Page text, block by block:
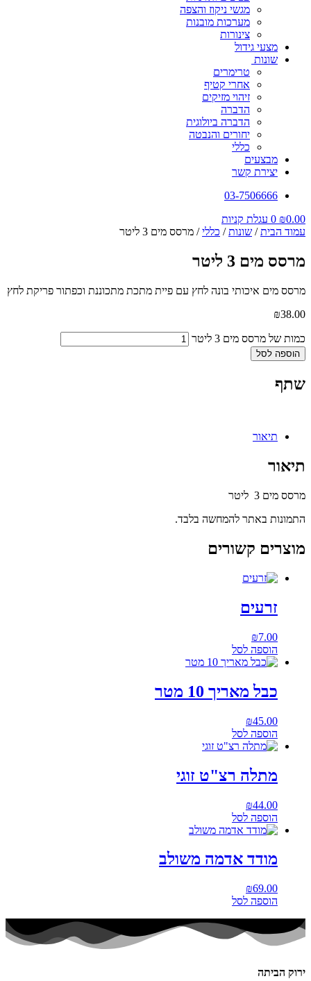
מגשי ניקוז והצפה
מערכות מובנות
צינורות
מצעי גידול
שונות
טרימרים
אחרי קטיף
זיהוי מזיקים
הדברה
הדברה ביולוגית
יחורים והנבטה
כללי
מבצעים
יצירת קשר
03-7506666
₪0.00
0 עגלת קניות
עמוד הבית/ שונות/ כללי/ מרסס מים 3 ליטר
מרסס מים 3 ליטר
מרסס מים איכותי בונה לחץ עם פיית מתכת מתכוננת וכפתור פריקת לחץ
₪38.00
כמות של מרסס מים 3 ליטר
הוספה לסל
שתף
תיאור
תיאור
מרסס מים 3 ליטר
התמונות באתר להמחשה בלבד.
מוצרים קשורים
זרעים
₪7.00
הוספה לסל
כבל מאריך 10 מטר
₪45.00
הוספה לסל
מתלה רצ"ט זוגי
₪44.00
הוספה לסל
מודד אדמה משולב
₪69.00
הוספה לסל
ירוק הביתה